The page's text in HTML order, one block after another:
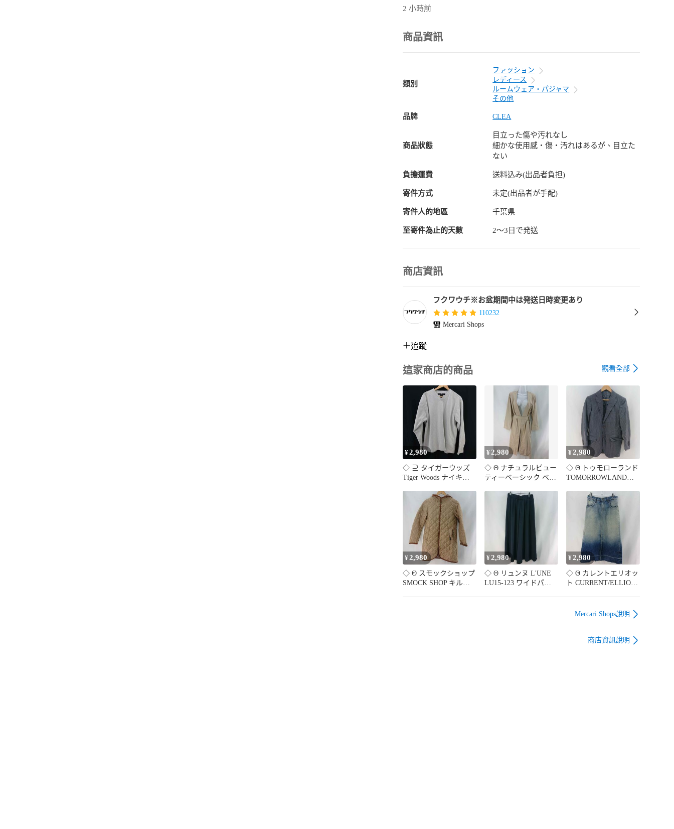
ダウンジャケット トレンチ カーゴ フレア ベルボトム ミモレ 透け ブ
キニー スリムデザイン ワイドサイズ 小さいサイズ 大きいサイズ タッ
クワイド 作業着 DIY スカジャン ミリタリー 法被 着物 浴衣 自動巻時
計 手巻時計 スマートウォッチ クオーツ ビンテージ ビンテージ 古着
アップ アンサンブル キャンプ アウトドア 結婚式 二次会 就活 合コン
ドライブ デート 同窓会 飲み会 登山 休日 家族 まったり 里帰り ゆった
り パジャマ 部屋着 家着 外行き 旅行 オフィスカジュアル OL 喪服 冠
系 ハロウィンショッピング スポーツ スキー スノボ サーフィン カラ
サーフ系 ギャル系 ロリータ系 韓国系 ストリート系 Y2K 個性派 量産
型 ウエディング お呼ばれ 同窓会 裏原系 お見合い 夏祭り 花火大会 ネ
イティブ系 アメカジ ロック系 ビジュアル系 HIPHOP系 ラッパー系
youtuber インフルエンサー ナチュラル系 モデル系 ガテン系 オーガニ
ック系 芸能人 俳優系 複数商品 まとめ お得 かわいい系 ガーリー 個性
派 フィットネス系 ヤンキー系 おじさん系 オタク系 モード系 やりら
最安値セール
激安セール
全品割引
15%OFF
20%OFF
30%OFF
期間限定セール
サマーセール
割引クーポン発行
決算セール
大感謝祭セール
セール中
2 小時前
商品資訊
類別
ファッション
レディース
ルームウェア・パジャマ
その他
品牌 CLEA
商品狀態
目立った傷や汚れなし
細かな使用感・傷・汚れはあるが、目立た
ない
負擔運費 送料込み(出品者負担)
寄件方式 未定(出品者が手配)
寄件人的地區 千葉県
至寄件為止的天數 2〜3日で発送
商店資訊
フクワウチ※お盆期間中は発送日時変更あり
110232
Mercari Shops
追蹤
這家商店的商品 觀看全部
¥2,980
◇ ⊇ タイガーウッズ
Tiger Woods ナイキ
プス XLサイズ メンズ
グレー系 E
【1606110083774】
¥ 2,980
◇ Θ ナチュラルビュー
ティーベーシック ベル
ート ベージュ系 Lサイ
ズ レディース E
【1606110083781】
¥2,980
◇ Θ トゥモローランド
TOMORROWLAND
プジャケット グレー系
メンズ 42サイズ E
【1606110083798】
¥2,980
◇ Θ スモックショップ
SMOCK SHOP キルテ
¥2,980
◇ Θ リュンヌ L'UNE
LU15-123 ワイドパンツ
¥2,980
◇ Θ カレントエリオッ
ト CURRENT/ELLIOTT
系 レディース E
Mercari Shops說明
商店資訊說明